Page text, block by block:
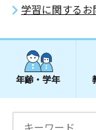
学習に関するお
年齢・学年